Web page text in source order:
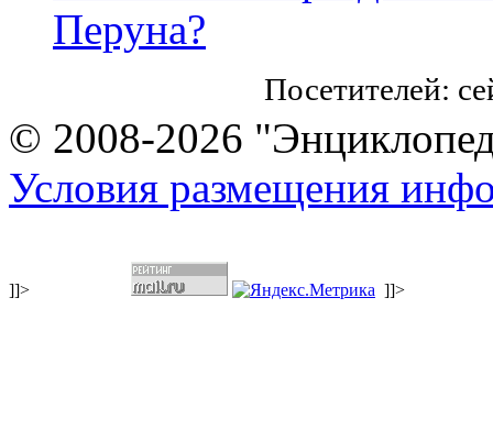
Перуна?
Посетителей:
© 2008-2026
Условия размещения
]]> ]]>